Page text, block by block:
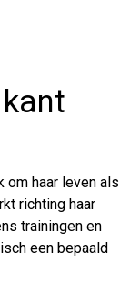
om haar leven als
richting haar
trainingen en
een bepaald